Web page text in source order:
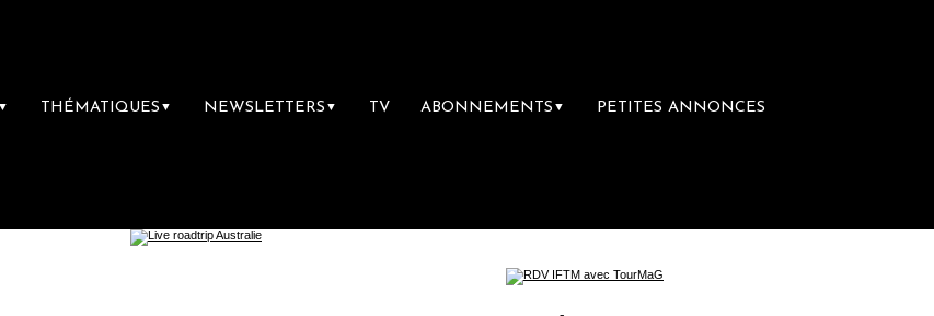
▼ THÉMATIQUES ▼ NEWSLETTERS ▼ TV ABONNEMENTS ▼ PETITES ANNONCES